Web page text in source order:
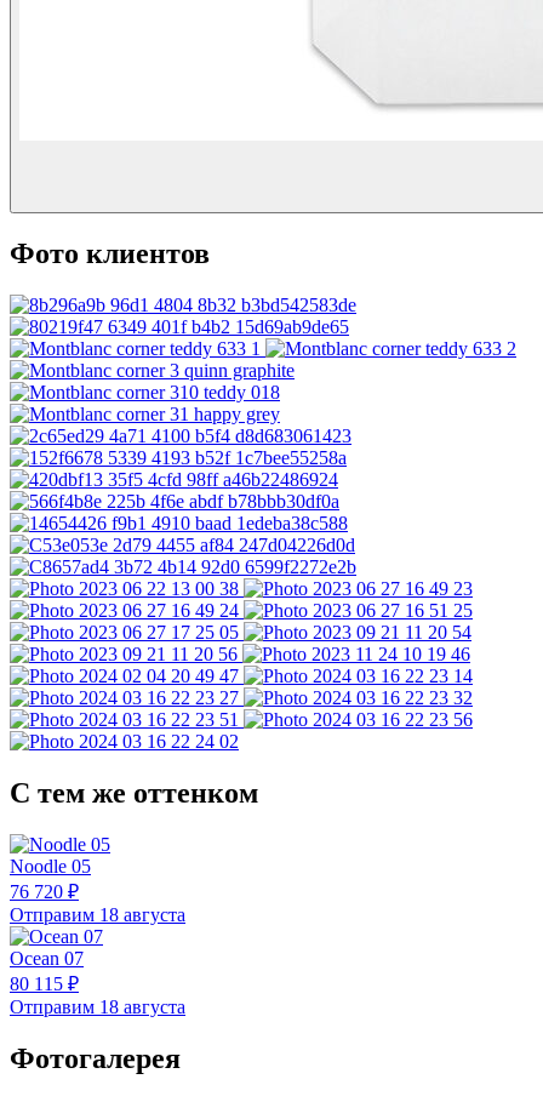
Фото клиентов
С тем же оттенком
Noodle 05
76 720 ₽
Отправим 18 августа
Ocean 07
80 115 ₽
Отправим 18 августа
Фотогалерея